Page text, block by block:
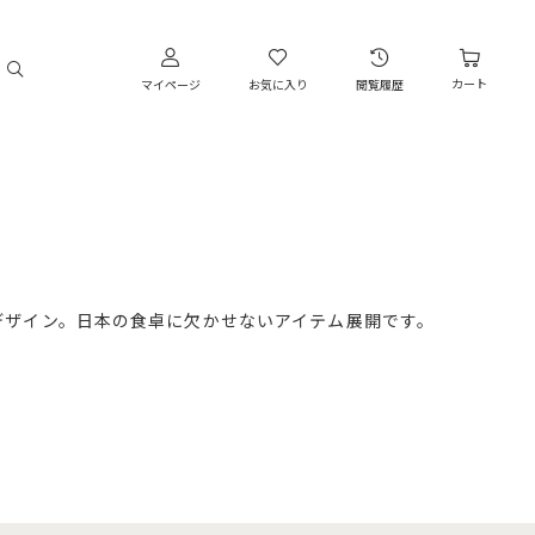
マイページ お気に入り 閲覧履歴 カート
ン。日本の食卓に欠かせないアイテム展開です。